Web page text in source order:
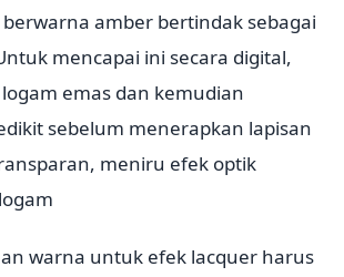
amber bertindak sebagai
mencapai ini secara digital,
emas dan kemudian
sebelum menerapkan lapisan
meniru efek optik
warna untuk efek lacquer harus